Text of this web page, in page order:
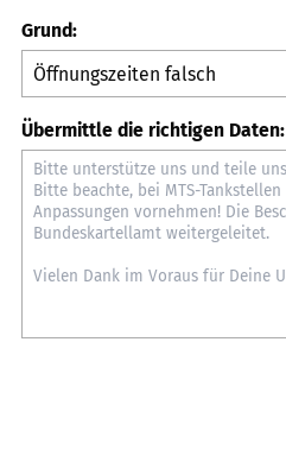
Grund:
Übermittle die richtigen Daten: